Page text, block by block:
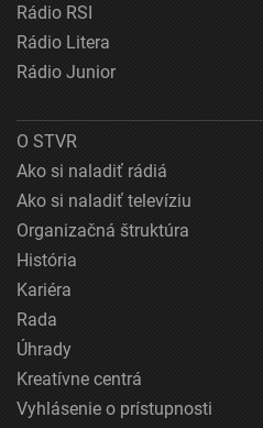
Rádio RSI
Rádio Litera
Rádio Junior
O STVR
Ako si naladiť rádiá
Ako si naladiť televíziu
Organizačná štruktúra
História
Kariéra
Rada
Úhrady
Kreatívne centrá
Vyhlásenie o prístupnosti